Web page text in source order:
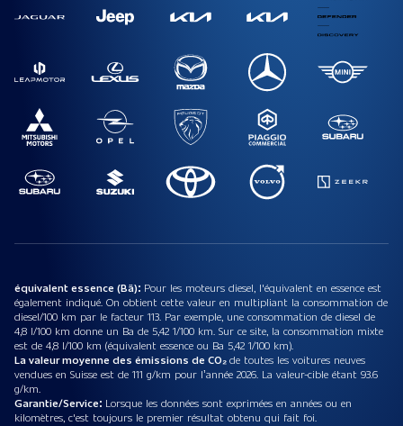
équivalent essence (Bä): Pour les moteurs diesel, l'équivalent en essence est
également indiqué. On obtient cette valeur en multipliant la consommation de
diesel/100 km par le facteur 113. Par exemple, une consommation de diesel de
4,8 l/100 km donne un Ba de 5,42 1/100 km. Sur ce site, la consommation mixte
est de 4,8 l/100 km (équivalent essence ou Ba 5,42 1/100 km).
La valeur moyenne des émissions de CO₂de toutes les voitures neuves
vendues en Suisse est de 111 g/km pour l’année 2026. La valeur-cible étant 93.6
g/km.
Garantie/Service: Lorsque les données sont exprimées en années ou en
kilomètres, c'est toujours le premier résultat obtenu qui fait foi.